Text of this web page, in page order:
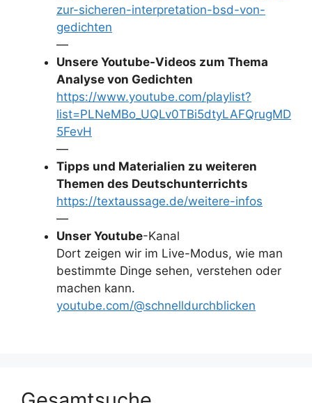
zur-sicheren-interpretation-bsd-von-
gedichten
—
Unsere Youtube-Videos zum Thema
Analyse von Gedichten
https://www.youtube.com/playlist?
list=PLNeMBo_UQLv0TBi5dtyLAFQrugMD
5FevH
—
Tipps und Materialien zu weiteren
Themen des Deutschunterrichts
https://textaussage.de/weitere-infos
—
Unser Youtube-Kanal
Dort zeigen wir im Live-Modus, wie man
bestimmte Dinge sehen, verstehen oder
machen kann.
youtube.com/@schnelldurchblicken